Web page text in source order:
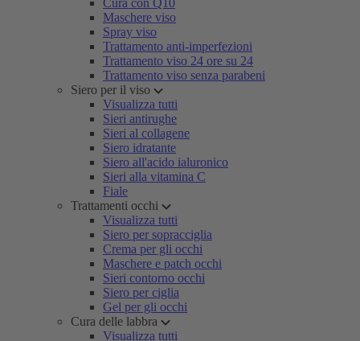
Cura con Q10
Maschere viso
Spray viso
Trattamento anti-imperfezioni
Trattamento viso 24 ore su 24
Trattamento viso senza parabeni
Siero per il viso
Visualizza tutti
Sieri antirughe
Sieri al collagene
Siero idratante
Siero all'acido ialuronico
Sieri alla vitamina C
Fiale
Trattamenti occhi
Visualizza tutti
Siero per sopracciglia
Crema per gli occhi
Maschere e patch occhi
Sieri contorno occhi
Siero per ciglia
Gel per gli occhi
Cura delle labbra
Visualizza tutti